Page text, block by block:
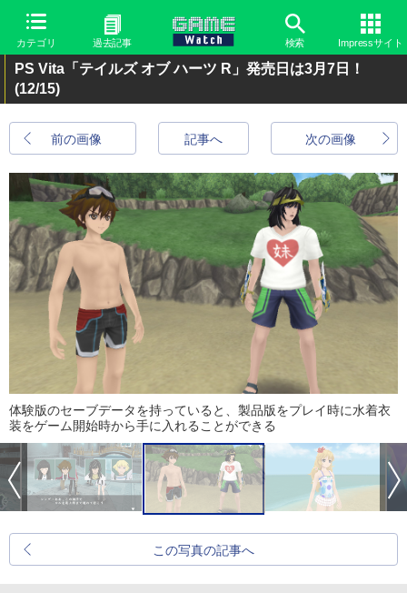
カテゴリ 過去記事 検索 Impressサイト
PS Vita「テイルズ オブ ハーツ R」発売日は3月7日！
(12/15)
前の画像 次の画像
記事へ
体験版のセーブデータを持っていると、製品版をプレイ時に水着衣
装をゲーム開始時から手に入れることができる
この写真の記事へ